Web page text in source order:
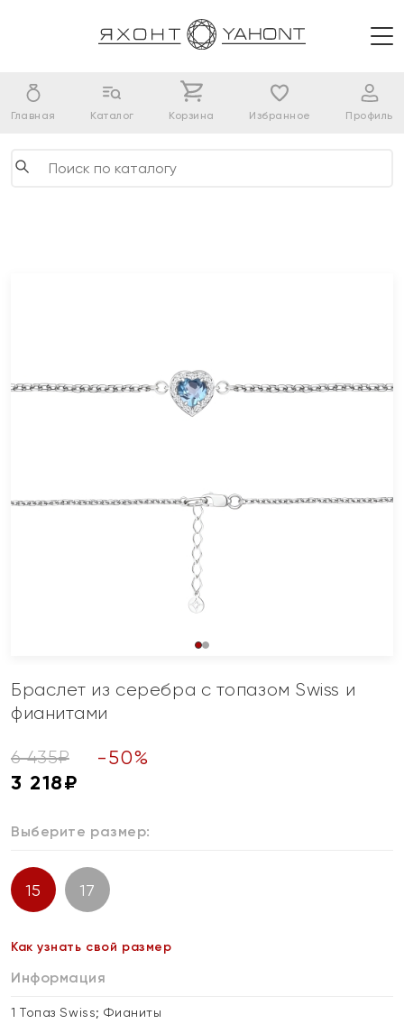
Главная Каталог Корзина Избранное Профиль
Браслет из серебра с топазом Swiss и
фианитами
6 435₽ -50%
3 218₽
Выберите размер:
15 17
Как узнать свой размер
Информация
1 Топаз Swiss; Фианиты